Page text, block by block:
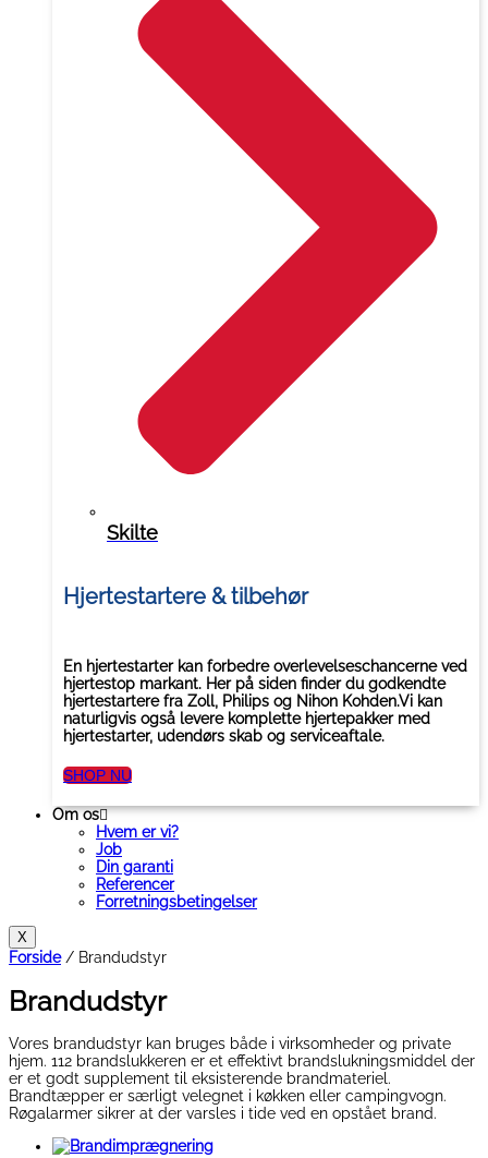
Skilte
Hjertestartere & tilbehør
En hjertestarter kan forbedre overlevelseschancerne ved
hjertestop markant. Her på siden finder du godkendte
hjertestartere fra Zoll, Philips og Nihon Kohden.Vi kan
naturligvis også levere komplette hjertepakker med
hjertestarter, udendørs skab og serviceaftale.
SHOP NU
Om os
Hvem er vi?
Job
Din garanti
Referencer
Forretningsbetingelser
X
Forside/ Brandudstyr
Brandudstyr
Vores brandudstyr kan bruges både i virksomheder og private
hjem. 112 brandslukkeren er et effektivt brandslukningsmiddel der
er et godt supplement til eksisterende brandmateriel.
Brandtæpper er særligt velegnet i køkken eller campingvogn.
Røgalarmer sikrer at der varsles i tide ved en opstået brand.